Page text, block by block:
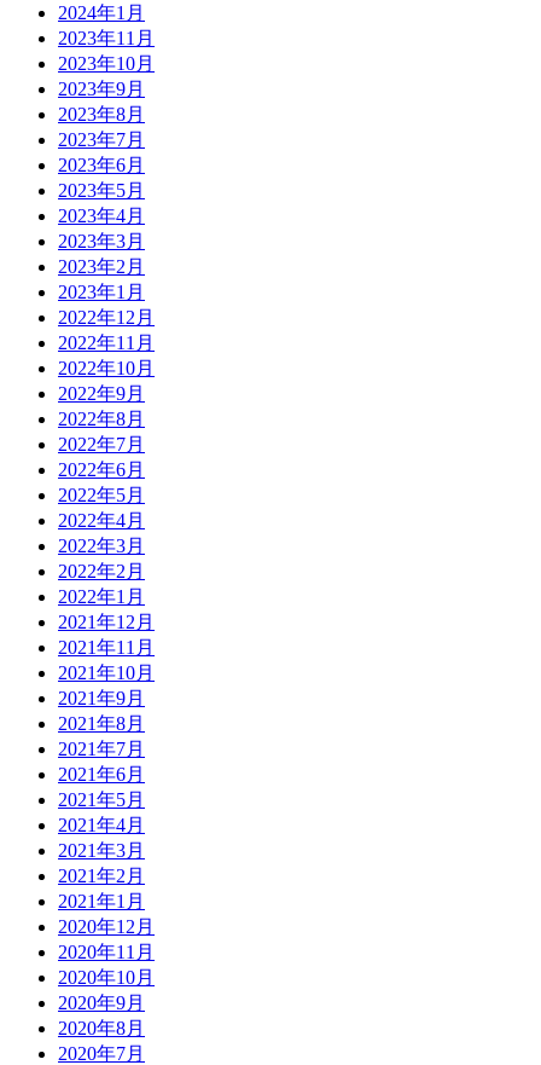
2024年1月
2023年11月
2023年10月
2023年9月
2023年8月
2023年7月
2023年6月
2023年5月
2023年4月
2023年3月
2023年2月
2023年1月
2022年12月
2022年11月
2022年10月
2022年9月
2022年8月
2022年7月
2022年6月
2022年5月
2022年4月
2022年3月
2022年2月
2022年1月
2021年12月
2021年11月
2021年10月
2021年9月
2021年8月
2021年7月
2021年6月
2021年5月
2021年4月
2021年3月
2021年2月
2021年1月
2020年12月
2020年11月
2020年10月
2020年9月
2020年8月
2020年7月